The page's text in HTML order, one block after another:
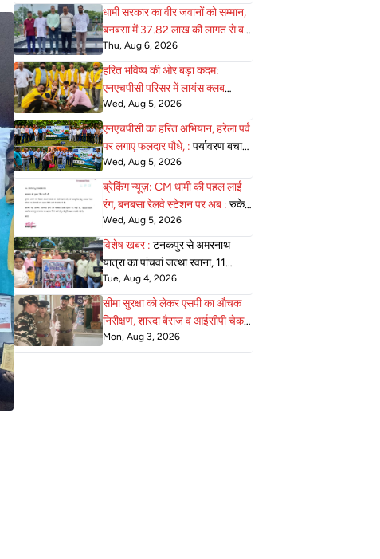
आवाजाही की अनुमति
धामी सरकार का वीर जवानों को सम्मान,
बनबसा में 37.82 लाख की लागत से बन
:रहा भव्य सैनिक स्मारक अंतिम चरण में
Thu, Aug 6, 2026
हरित भविष्य की ओर बड़ा कदम:
एनएचपीसी परिसर में लायंस क्लब
जोन-22 ने 75 :पौधे रोपे, पर्यावरण
संरक्षण का दिया सशक्त संदेश
Wed, Aug 5, 2026
एनएचपीसी का हरित अभियान, हरेला पर्व
पर लगाए फलदार पौधे, : पर्यावरण बचाने
का लिया संकल्प
Wed, Aug 5, 2026
ब्रेकिंग न्यूज़: CM धामी की पहल लाई
रंग, बनबसा रेलवे स्टेशन पर अब : रुकेगी
अछनेरा–टनकपुर एक्सप्रेस
Wed, Aug 5, 2026
विशेष खबर : टनकपुर से अमरनाथ
यात्रा का पांचवां जत्था रवाना, 11
अगस्त को होगी वापसी
Tue, Aug 4, 2026
सीमा सुरक्षा को लेकर एसपी का औचक
निरीक्षण, शारदा बैराज व आईसीपी चेक :
पोस्ट की व्यवस्थाएं परखी
Mon, Aug 3, 2026